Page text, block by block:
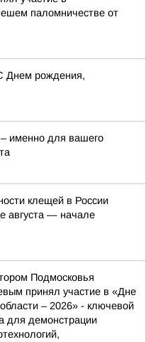
паломничестве от
Днем рождения,
именно для вашего
клещей в России
августа — начале
Подмосковья
принял участие в «Дне
– 2026» - ключевой
для демонстрации